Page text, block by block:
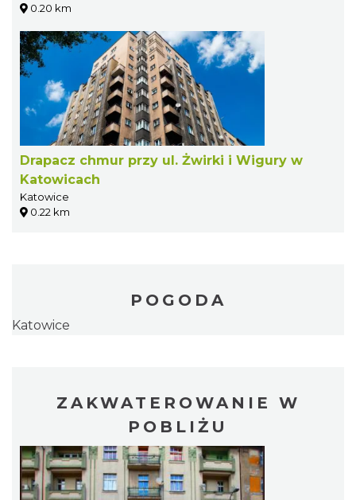
0.20 km
Drapacz chmur przy ul. Żwirki i Wigury w
Katowicach
Katowice
0.22 km
POGODA
Katowice
ZAKWATEROWANIE W
POBLIŻU